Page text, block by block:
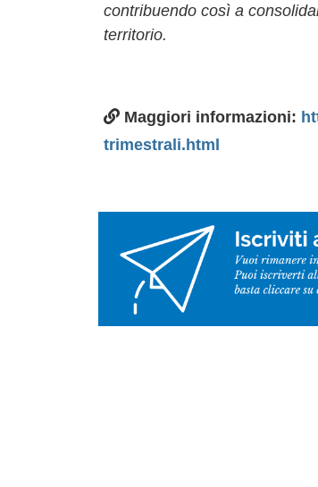
contribuendo così a
territorio.
Maggiori informazioni:
trimestrali.html